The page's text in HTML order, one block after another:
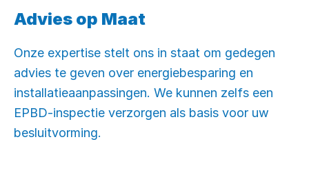
Advies op Maat
Onze expertise stelt ons in staat om gedegen
advies te geven over energiebesparing en
installatieaanpassingen. We kunnen zelfs een
EPBD-inspectie verzorgen als basis voor uw
besluitvorming.